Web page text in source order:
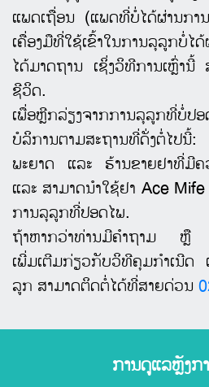
ແພດເຖື່ອນ (ແພດທີ່ບໍ່ໄດ້ຜ່ານກາ
ເຄື່ອງມືທີ່ໃຊ້ເຂົ້າໃນການລຸລູກບໍ່ໄ
ໄດ້ມາດຖານ ເຊິ່ງວິທີການເຫຼົ່ານີ້
ຊີວິດ.
ເພື່ອຫຼີກລ່ຽງຈາກການລຸລູກທີ່ບໍ່ປ
ບໍລິການຕາມສະຖານທີ່ດັ່ງຕໍ່ໄ
ພະຍາດ ແລະ ຮ້ານຂາຍຢາທີ່ມີຄ
ແລະ ສາມາດນໍາໃຊ້ຢາ Ace
ການລຸລູກທີ່ປອດໄພ.
ຖ້າຫາກວ່າທ່ານມີຄໍາຖາມ ຫຼື
ເພີ່ມເຕີມກ່ຽວກັບວິທີຄຸມກໍາເນີດ
ລູກ ສາມາດຕິດຕໍ່ໄດ້ທີ່ສາຍດ່ວນ
ການດູແລຫຼັງກ